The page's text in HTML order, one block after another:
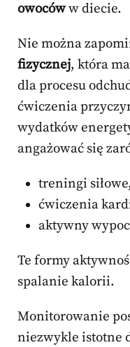
owocóww diecie.
Nie można
fizycznej, która
dla procesu
ćwiczenia
wydatków
angażować się
treningi siłowe,
ćwiczenia
aktywny
Te formy
spalanie kalorii.
Monitorowanie
niezwykle istotne